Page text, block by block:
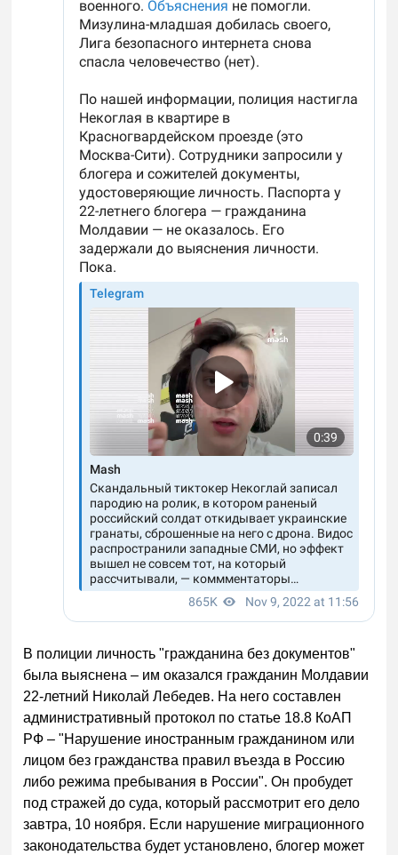
В полиции личность "гражданина без документов"
была выяснена – им оказался гражданин Молдавии
22-летний Николай Лебедев. На него составлен
административный протокол по статье 18.8 КоАП
РФ – "Нарушение иностранным гражданином или
лицом без гражданства правил въезда в Россию
либо режима пребывания в России". Он пробудет
под стражей до суда, который рассмотрит его дело
завтра, 10 ноября. Если нарушение миграционного
законодательства будет установлено, блогер может